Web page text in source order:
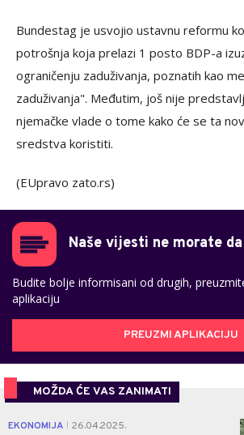
Bundestag je usvojio ustavnu reformu
potrošnja koja prelazi 1 posto BDP-a
ograničenju zaduživanja, poznatih kao
zaduživanja". Međutim, još nije
njemačke vlade o tome kako će se ta
sredstva koristiti.
(EUpravo zato.rs)
Naše vijesti ne morate
Budite bolje informisani od drugih,
aplikaciju
PREUZMI APLIKACIJU
MOŽDA ĆE VAS ZANIMATI
EKONOMIJA 26.04.2025.